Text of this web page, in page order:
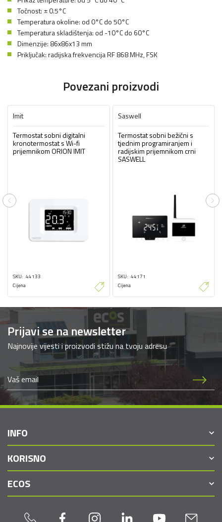
Točnost: ± 0.5°C
Temperatura okoline: od 0°C do 50°C
Temperatura skladištenja: od -10°C do 60°C
Dimenzije: 86x86x13 mm
Priključak: radijska frekvencija RF 868 MHz, FSK
Povezani proizvodi
Imit
Termostat sobni digitalni
kronotermostat s Wi-fi
prijemnikom ORION IMIT
SKU 44133
Cijena
Saswell
Termostat sobni bežični s
tjednim programiranjem i
radijskim prijemnikom crni
SASWELL
SKU 44171
Cijena
Previous
Prijavi se na newsletter
Najnovije vijesti i proizvodi stižu na tvoju adresu
INFO
KORISNO
ECOS